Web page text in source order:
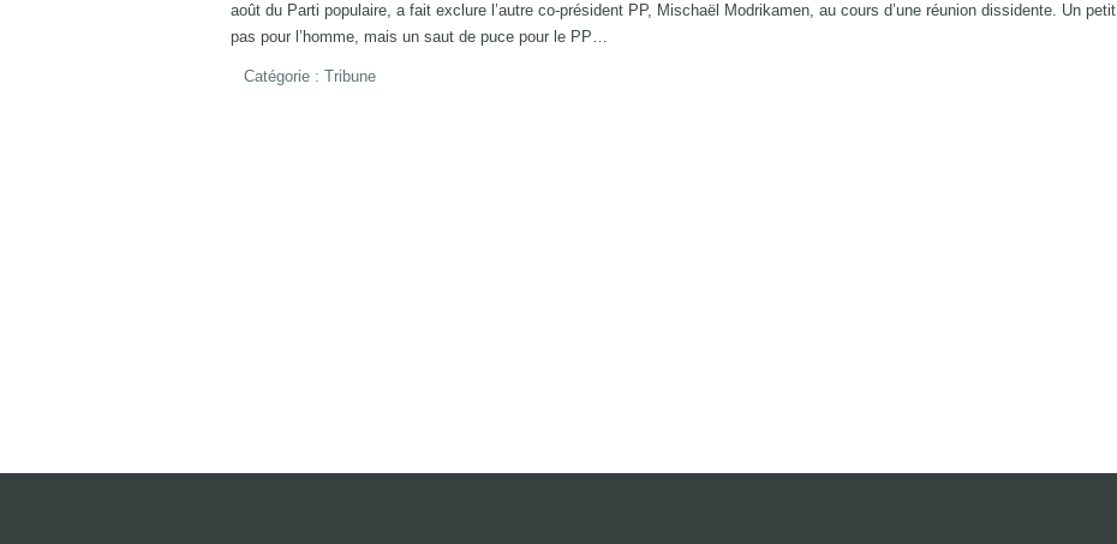
août du Parti populaire, a fait exclure l’autre co-président PP, Mischaël Modrikamen, au cours d’une réunion dissidente. Un petit
pas pour l’homme, mais un saut de puce pour le PP…
Catégorie : Tribune